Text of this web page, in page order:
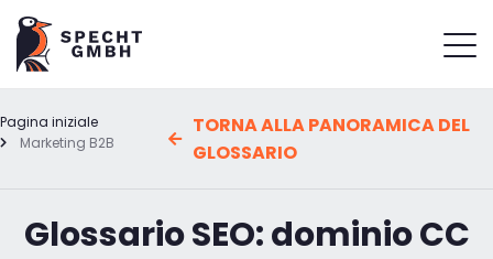
Pagina iniziale
Marketing B2B
TORNA ALLA PANORAMICA DEL
GLOSSARIO
Glossario SEO: dominio CC